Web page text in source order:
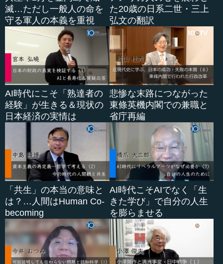
滅…ただし一般人の命を
守る軍人の本義を重視
た20歳の日系二世・三上
弘文の翻訳
AI時代にこそ「熟達者の
経験」が生きる＆現状の
日本経済の実情は
悲惨な末路につながった
東條英機内閣での兼職と
省庁再編
「共生」の本当の意味と
は？…人間はHuman Co-
becoming
AI時代こそAIでなく「生
きた学び」で自分の人生
を膨らませる